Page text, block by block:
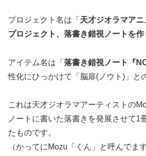
プロジェクト名は「 天才ジオラマア
プロジェクト、落書き錯視ノートを作
アイテム名は「 落書き錯視ノート『
性化にひっかけて「脳扉(ノウト)」と
これは天才ジオラマアーティストの
ノートに書いた落書きを発展させて1
たものです。
（かってにMozu「くん」と呼んでま